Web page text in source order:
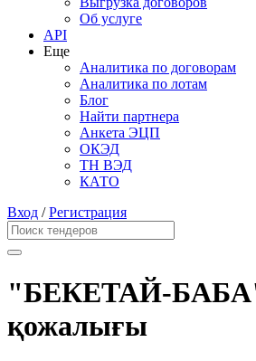
Об услуге
API
Еще
Аналитика по договорам
Аналитика по лотам
Блог
Найти партнера
Анкета ЭЦП
ОКЭД
ТН ВЭД
КАТО
Вход /Регистрация
"БЕКЕТАЙ-
қожалығы